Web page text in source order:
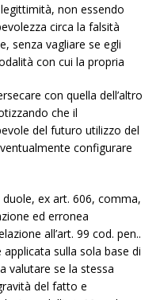
non essendo
circa la falsità
senza vagliare se egli
con cui la propria
con quella dell’altro
che il
del futuro utilizzo del
configurare
ex art. 606, comma,
ed erronea
all’art. 99 cod. pen..
sulla sola base di
valutare se la stessa
del fatto e